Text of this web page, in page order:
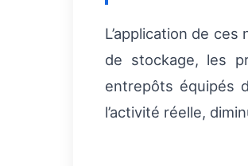
L’application de
de stockage, les
entrepôts équipés
l’activité réelle,